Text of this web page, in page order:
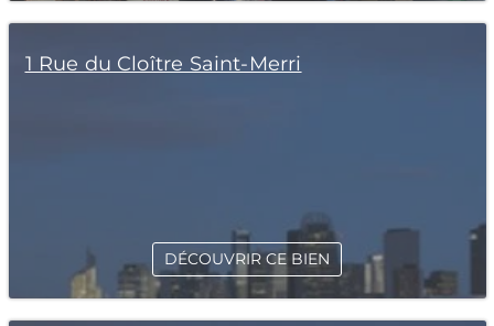
1 Rue du Cloître Saint-Merri
DÉCOUVRIR CE BIEN